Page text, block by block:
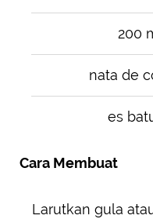
200
nata de
es
Cara Membuat
Larutkan gula